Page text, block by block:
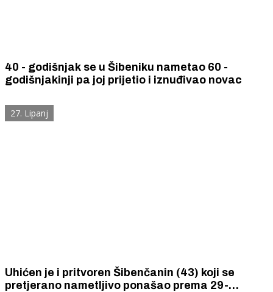
40 - godišnjak se u Šibeniku nametao 60 -
godišnjakinji pa joj prijetio i iznuđivao novac
27. Lipanj
Uhićen je i pritvoren Šibenčanin (43) koji se
pretjerano nametljivo ponašao prema 29-